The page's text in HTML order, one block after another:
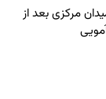
میدان مرکزی بعد از